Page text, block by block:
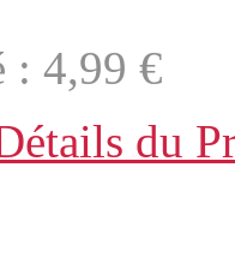
: 4,99 €
du